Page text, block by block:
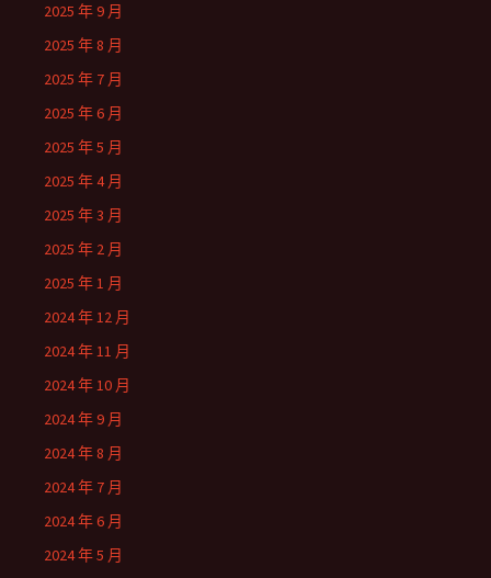
2025 年 9 月
2025 年 8 月
2025 年 7 月
2025 年 6 月
2025 年 5 月
2025 年 4 月
2025 年 3 月
2025 年 2 月
2025 年 1 月
2024 年 12 月
2024 年 11 月
2024 年 10 月
2024 年 9 月
2024 年 8 月
2024 年 7 月
2024 年 6 月
2024 年 5 月